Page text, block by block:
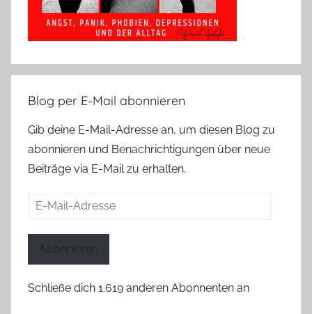
Blog per E-Mail abonnieren
Gib deine E-Mail-Adresse an, um diesen Blog zu
abonnieren und Benachrichtigungen über neue
Beiträge via E-Mail zu erhalten.
E-
Abonnieren
Schließe dich 1.619 anderen Abonnenten an